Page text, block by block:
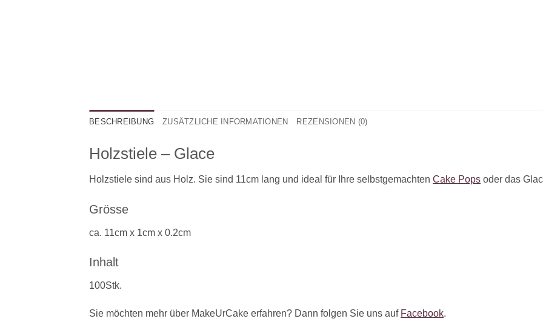
BESCHREIBUNG ZUSÄTZLICHE INFORMATIONEN REZENSIONEN (0)
Holzstiele – Glace
Holzstiele sind aus Holz. Sie sind 11cm lang und ideal für Ihre selbstgemachten Cake Pops oder das
Grösse
ca. 11cm x 1cm x 0.2cm
Inhalt
100Stk.
Sie möchten mehr über MakeUrCake erfahren? Dann folgen Sie uns auf Facebook.